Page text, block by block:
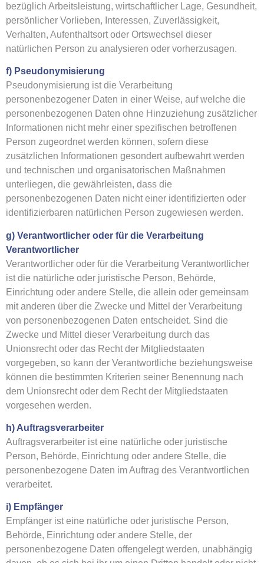
bezüglich Arbeitsleistung, wirtschaftlicher Lage, Gesundheit,
persönlicher Vorlieben, Interessen, Zuverlässigkeit,
Verhalten, Aufenthaltsort oder Ortswechsel dieser
natürlichen Person zu analysieren oder vorherzusagen.
f) Pseudonymisierung
Pseudonymisierung ist die Verarbeitung
personenbezogener Daten in einer Weise, auf welche die
personenbezogenen Daten ohne Hinzuziehung zusätzlicher
Informationen nicht mehr einer spezifischen betroffenen
Person zugeordnet werden können, sofern diese
zusätzlichen Informationen gesondert aufbewahrt werden
und technischen und organisatorischen Maßnahmen
unterliegen, die gewährleisten, dass die
personenbezogenen Daten nicht einer identifizierten oder
identifizierbaren natürlichen Person zugewiesen werden.
g) Verantwortlicher oder für die Verarbeitung
Verantwortlicher
Verantwortlicher oder für die Verarbeitung Verantwortlicher
ist die natürliche oder juristische Person, Behörde,
Einrichtung oder andere Stelle, die allein oder gemeinsam
mit anderen über die Zwecke und Mittel der Verarbeitung
von personenbezogenen Daten entscheidet. Sind die
Zwecke und Mittel dieser Verarbeitung durch das
Unionsrecht oder das Recht der Mitgliedstaaten
vorgegeben, so kann der Verantwortliche beziehungsweise
können die bestimmten Kriterien seiner Benennung nach
dem Unionsrecht oder dem Recht der Mitgliedstaaten
vorgesehen werden.
h) Auftragsverarbeiter
Auftragsverarbeiter ist eine natürliche oder juristische
Person, Behörde, Einrichtung oder andere Stelle, die
personenbezogene Daten im Auftrag des Verantwortlichen
verarbeitet.
i) Empfänger
Empfänger ist eine natürliche oder juristische Person,
Behörde, Einrichtung oder andere Stelle, der
personenbezogene Daten offengelegt werden, unabhängig